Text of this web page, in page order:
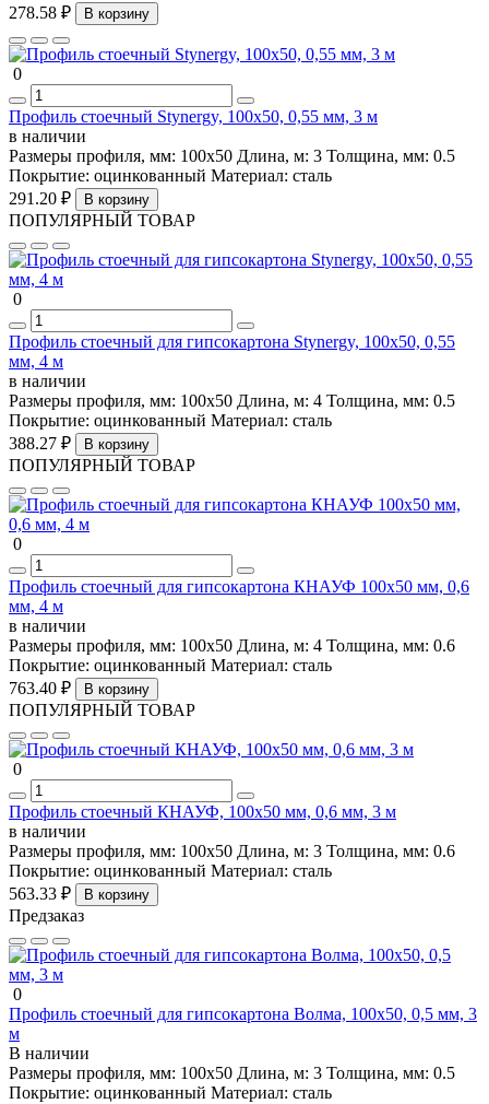
278.58 ₽
В корзину
0
Профиль стоечный Stynergy, 100х50, 0,55 мм, 3 м
в наличии
Размеры профиля, мм: 100х50 Длина, м: 3 Толщина, мм: 0.5
Покрытие: оцинкованный Материал: сталь
291.20 ₽
В корзину
ПОПУЛЯРНЫЙ ТОВАР
0
Профиль стоечный для гипсокартона Stynergy, 100х50, 0,55
мм, 4 м
в наличии
Размеры профиля, мм: 100х50 Длина, м: 4 Толщина, мм: 0.5
Покрытие: оцинкованный Материал: сталь
388.27 ₽
В корзину
ПОПУЛЯРНЫЙ ТОВАР
0
Профиль стоечный для гипсокартона КНАУФ 100х50 мм, 0,6
мм, 4 м
в наличии
Размеры профиля, мм: 100х50 Длина, м: 4 Толщина, мм: 0.6
Покрытие: оцинкованный Материал: сталь
763.40 ₽
В корзину
ПОПУЛЯРНЫЙ ТОВАР
0
Профиль стоечный КНАУФ, 100х50 мм, 0,6 мм, 3 м
в наличии
Размеры профиля, мм: 100х50 Длина, м: 3 Толщина, мм: 0.6
Покрытие: оцинкованный Материал: сталь
563.33 ₽
В корзину
Предзаказ
0
Профиль стоечный для гипсокартона Волма, 100х50, 0,5 мм, 3
м
В наличии
Размеры профиля, мм: 100х50 Длина, м: 3 Толщина, мм: 0.5
Покрытие: оцинкованный Материал: сталь